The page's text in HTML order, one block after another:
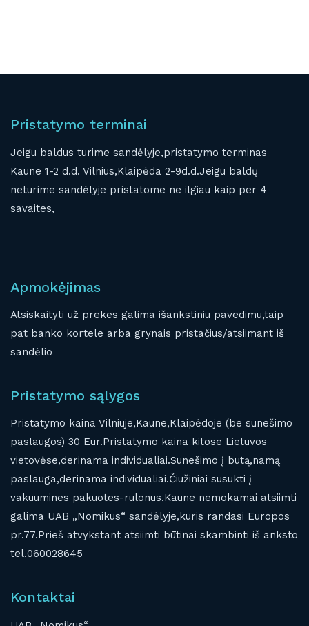
Pristatymo terminai
Jeigu baldus turime sandėlyje,pristatymo terminas
Kaune 1-2 d.d. Vilnius,Klaipėda 2-9d.d.Jeigu baldų
neturime sandėlyje pristatome ne ilgiau kaip per 4
savaites,
Apmokėjimas
Atsiskaityti už prekes galima išankstiniu pavedimu,taip
pat banko kortele arba grynais pristačius/atsiimant iš
sandėlio
Pristatymo sąlygos
Pristatymo kaina Vilniuje,Kaune,Klaipėdoje (be sunešimo
paslaugos) 30 Eur.Pristatymo kaina kitose Lietuvos
vietovėse,derinama individualiai.Sunešimo į butą,namą
paslauga,derinama individualiai.Čiužiniai susukti į
vakuumines pakuotes-rulonus.Kaune nemokamai atsiimti
galima UAB „Nomikus“ sandėlyje,kuris randasi Europos
pr.77.Prieš atvykstant atsiimti būtinai skambinti iš anksto
tel.060028645
Kontaktai